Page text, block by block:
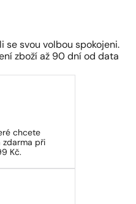
se svou volbou spokojeni.
zboží až 90 dní od data
chcete
zdarma při
Kč.